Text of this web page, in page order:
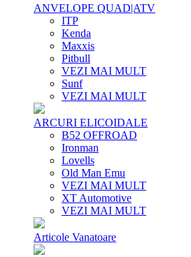
ANVELOPE QUAD|ATV
ITP
Kenda
Maxxis
Pitbull
VEZI MAI MULT
Sunf
VEZI MAI MULT
ARCURI ELICOIDALE
B52 OFFROAD
Ironman
Lovells
Old Man Emu
VEZI MAI MULT
XT Automotive
VEZI MAI MULT
Articole Vanatoare